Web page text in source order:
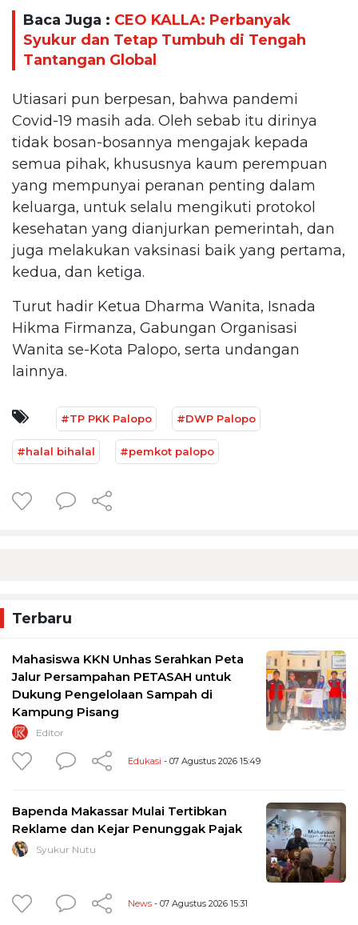
Baca Juga : CEO KALLA: Perbanyak
Syukur dan Tetap Tumbuh di Tengah
Tantangan Global
Utiasari pun berpesan, bahwa pandemi
Covid-19 masih ada. Oleh sebab itu dirinya
tidak bosan-bosannya mengajak kepada
semua pihak, khususnya kaum perempuan
yang mempunyai peranan penting dalam
keluarga, untuk selalu mengikuti protokol
kesehatan yang dianjurkan pemerintah, dan
juga melakukan vaksinasi baik yang pertama,
kedua, dan ketiga.
Turut hadir Ketua Dharma Wanita, Isnada
Hikma Firmanza, Gabungan Organisasi
Wanita se-Kota Palopo, serta undangan
lainnya.
#TP PKK Palopo #DWP Palopo
#halal bihalal #pemkot palopo
Terbaru
Mahasiswa KKN Unhas Serahkan Peta
Jalur Persampahan PETASAH untuk
Dukung Pengelolaan Sampah di
Kampung Pisang
Editor
Edukasi - 07 Agustus 2026 15:49
Bapenda Makassar Mulai Tertibkan
Reklame dan Kejar Penunggak Pajak
Syukur Nutu
News - 07 Agustus 2026 15:31